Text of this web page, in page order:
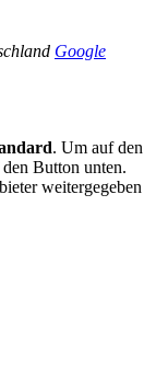
Google
. Um auf den
Button unten.
weitergegeben